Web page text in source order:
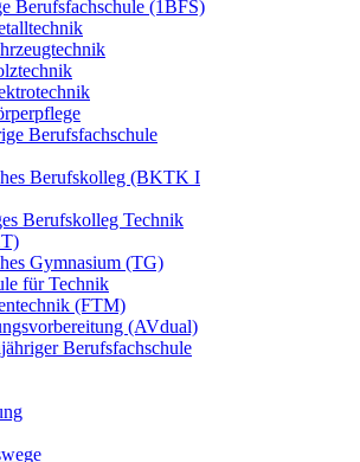
Berufsfachschule (1BFS)
Berufsfachschule
Berufskolleg (BKTK I
Berufskolleg Technik
Gymnasium (TG)
für Technik
(FTM)
(AVdual)
Berufsfachschule